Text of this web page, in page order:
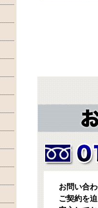
お問い合
ご契約を